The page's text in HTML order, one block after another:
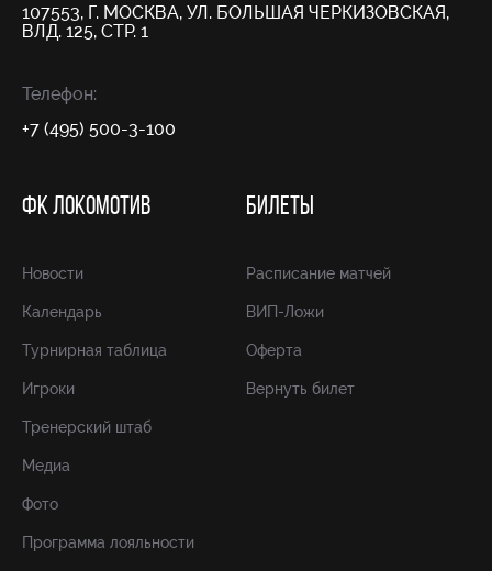
107553, Г. МОСКВА, УЛ. БОЛЬШАЯ ЧЕРКИЗОВСКАЯ,
ВЛД. 125, СТР. 1
Телефон:
+7 (495) 500-3-100
ФК ЛОКОМОТИВ
Новости
Календарь
Турнирная таблица
Игроки
Тренерский штаб
Медиа
Фото
Программа лояльности
БИЛЕТЫ
Расписание матчей
ВИП-Ложи
Оферта
Вернуть билет